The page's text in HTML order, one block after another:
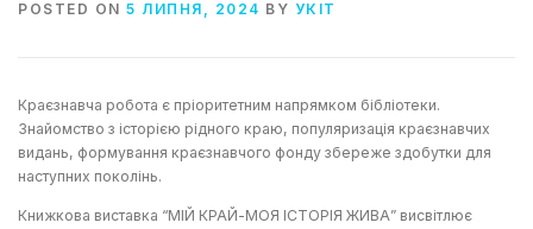
POSTED ON 5 ЛИПНЯ, 2024 BY УКІТ
Краєзнавча робота є пріоритетним напрямком бібліотеки.
Знайомство з історією рідного краю, популяризація краєзнавчих
видань, формування краєзнавчого фонду збереже здобутки для
наступних поколінь.
Книжкова виставка “МІЙ КРАЙ-МОЯ ІСТОРІЯ ЖИВА” висвітлює